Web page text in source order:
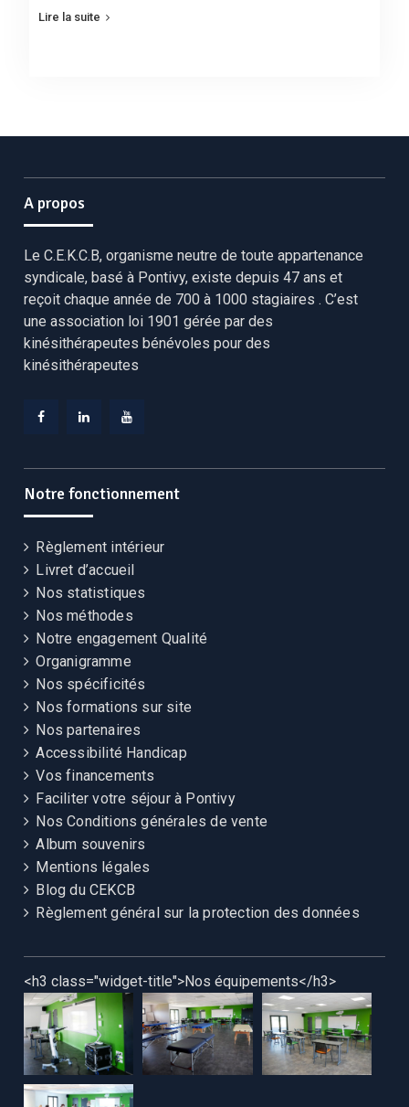
Lire la suite
A propos
Le C.E.K.C.B, organisme neutre de toute appartenance
syndicale, basé à Pontivy, existe depuis 47 ans et
reçoit chaque année de 700 à 1000 stagiaires . C’est
une association loi 1901 gérée par des
kinésithérapeutes bénévoles pour des
kinésithérapeutes
CEKCBCEKCBCEKCB
Notre fonctionnement
Règlement intérieur
Livret d’accueil
Nos statistiques
Nos méthodes
Notre engagement Qualité
Organigramme
Nos spécificités
Nos formations sur site
Nos partenaires
Accessibilité Handicap
Vos financements
Faciliter votre séjour à Pontivy
Nos Conditions générales de vente
Album souvenirs
Mentions légales
Blog du CEKCB
Règlement général sur la protection des données
<h3 class="widget-title">Nos équipements</h3>